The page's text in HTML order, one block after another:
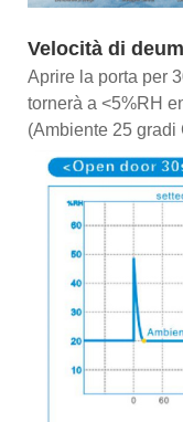
Velocità di
Aprire la porta per
tornerà a <5%RH
(Ambiente 25